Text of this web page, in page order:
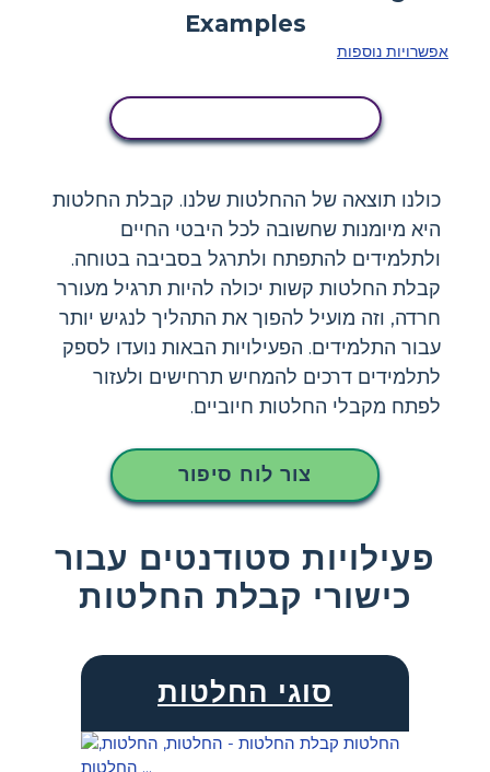
אפשרויות נוספות
כולנו תוצאה של ההחלטות שלנו. קבלת החלטות
היא מיומנות שחשובה לכל היבטי החיים
ולתלמידים להתפתח ולתרגל בסביבה בטוחה.
קבלת החלטות קשות יכולה להיות תרגיל מעורר
חרדה, וזה מועיל להפוך את התהליך לנגיש יותר
עבור התלמידים. הפעילויות הבאות נועדו לספק
לתלמידים דרכים להמחיש תרחישים ולעזור
לפתח מקבלי החלטות חיוביים.
צור לוח סיפור
פעילויות סטודנטים עבור
כישורי קבלת החלטות
סוגי החלטות